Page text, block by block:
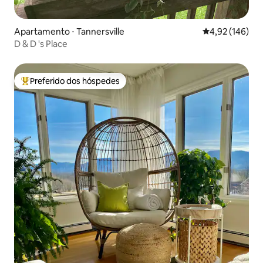
Apartamento ⋅ Tannersville 4,92 de uma
4,92 (146)
D & D 's Place
Entre os melhores preferidos dos hóspedes
Preferido dos hóspedes